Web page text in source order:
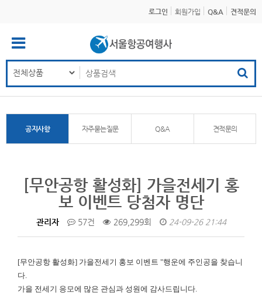
로그인 회원가입 Q&A 견적문의
공지사항 자주묻는질문 Q&A 견적문의
[무안공항 활성화] 가을전세기 홍
보 이벤트 당첨자 명단
관리자 57건 269,299회 24-09-26 21:44
[무안공항 활성화] 가을전세기 홍보 이벤트 "행운에 주인공을 찾습니
다.
가을 전세기 응모에 많은 관심과 성원에 감사드립니다.